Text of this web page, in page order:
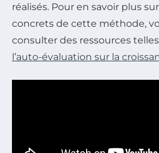
réalisés. Pour en savoir plus
concrets de cette méthode,
consulter des ressources
l’auto-évaluation sur la